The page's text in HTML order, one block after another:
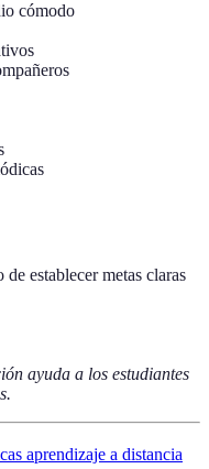
cómodo
establecer metas claras
ayuda a los estudiantes
aprendizaje a distancia